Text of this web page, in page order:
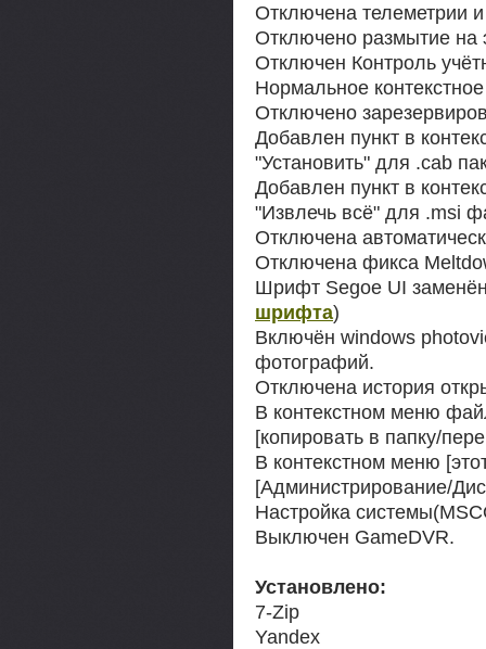
Отключена телеметрии
Отключено размытие на
Отключен Контроль
Нормальное
Отключено
Добавлен пункт в
"Установить" для .cab
Добавлен пункт в
"Извлечь всё" для .msi
Отключена
Отключена фикса
Шрифт Segoe UI
шрифта)
Включён windows
фотографий.
Отключена история
В контекстном меню
[копировать в папку/
В контекстном меню
[Администрирование/
Настройка
Выключен GameDVR.
Установлено:
7-Zip
Yandex